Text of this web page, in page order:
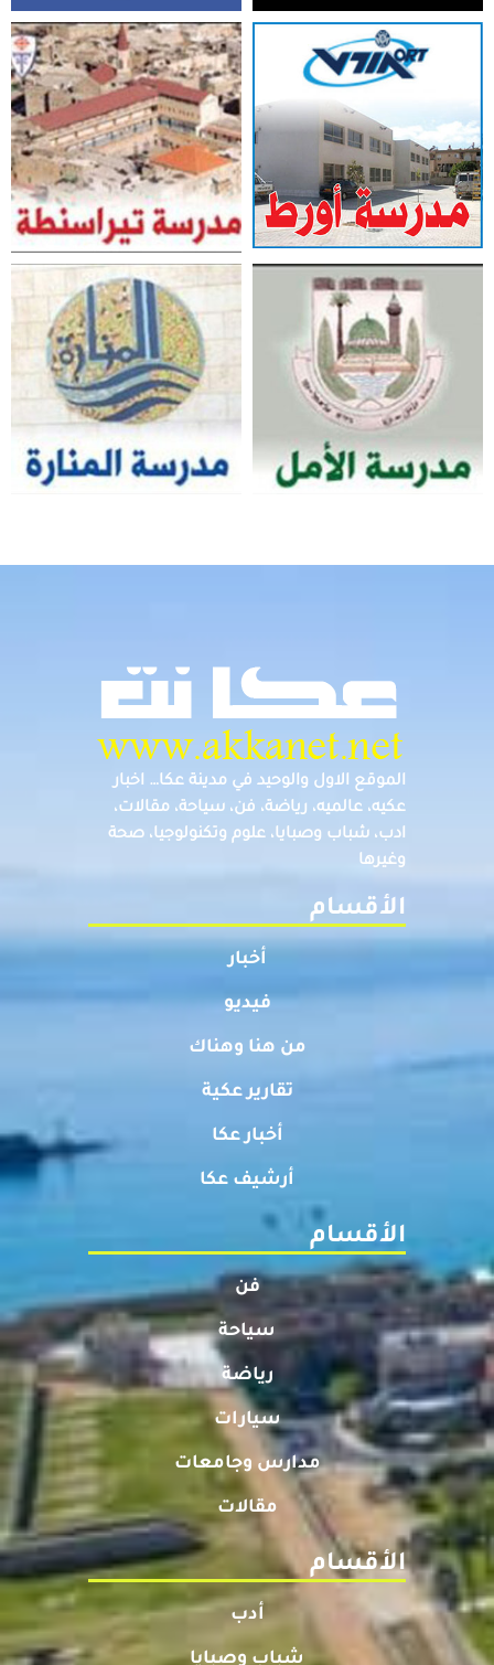
الموقع الاول والوحيد في مدينة عكا… اخبار
عكيه، عالميه، رياضة، فن، سياحة، مقالات،
ادب، شباب وصبايا، علوم وتكنولوجيا، صحة
وغيرها
الأقسام
أخبار
فيديو
من هنا وهناك
تقارير عكية
أخبار عكا
أرشيف عكا
الأقسام
فن
سياحة
رياضة
سيارات
مدارس وجامعات
مقالات
الأقسام
أدب
شباب وصبايا